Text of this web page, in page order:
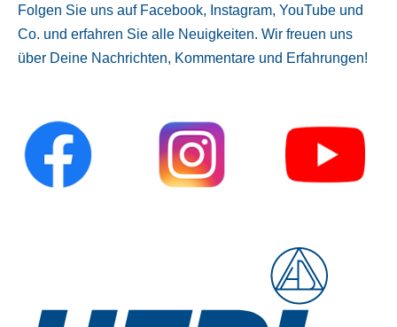
Folgen Sie uns auf Facebook, Instagram, YouTube und
Co. und erfahren Sie alle Neuigkeiten. Wir freuen uns
über Deine Nachrichten, Kommentare und Erfahrungen!